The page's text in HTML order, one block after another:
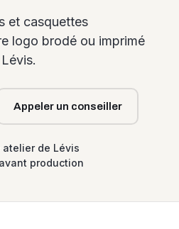
et casquettes
logo brodé ou imprimé
Appeler un conseiller
de Lévis
production